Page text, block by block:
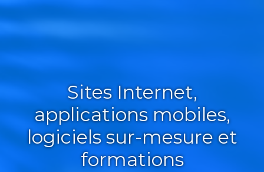
Sites Internet,
applications mobiles,
logiciels sur-mesure et
formations